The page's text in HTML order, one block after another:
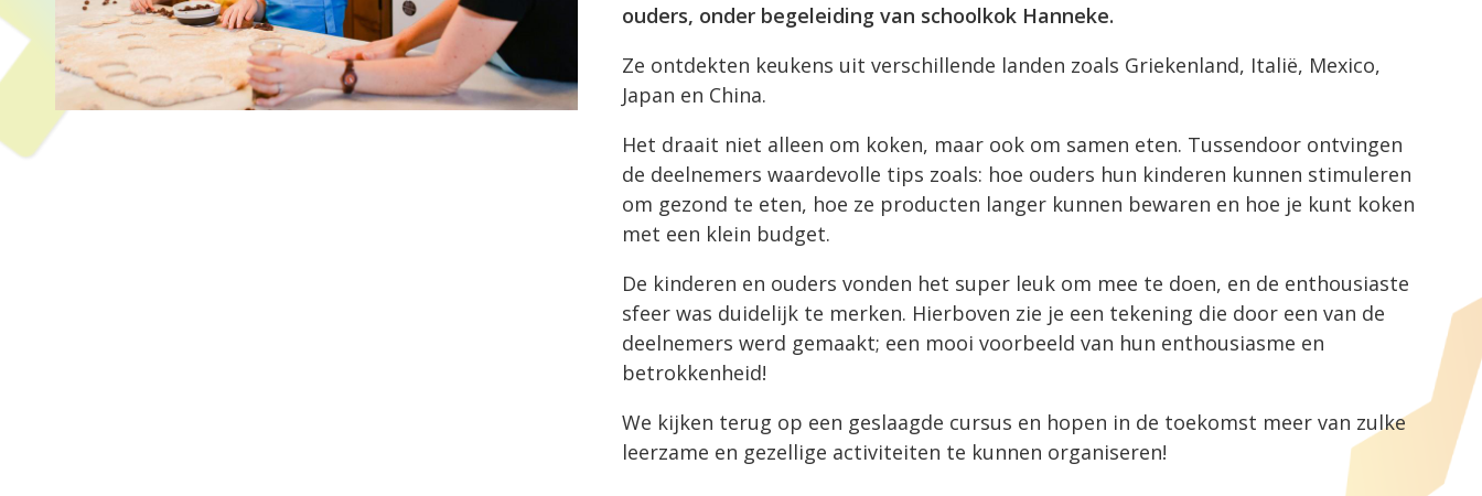
ouders, onder begeleiding van schoolkok Hanneke.
Ze ontdekten keukens uit verschillende landen zoals Griekenland, Italië, Mexico,
Japan en China.
Het draait niet alleen om koken, maar ook om samen eten. Tussendoor ontvingen
de deelnemers waardevolle tips zoals: hoe ouders hun kinderen kunnen stimuleren
om gezond te eten, hoe ze producten langer kunnen bewaren en hoe je kunt koken
met een klein budget.
De kinderen en ouders vonden het super leuk om mee te doen, en de enthousiaste
sfeer was duidelijk te merken. Hierboven zie je een tekening die door een van de
deelnemers werd gemaakt; een mooi voorbeeld van hun enthousiasme en
betrokkenheid!
We kijken terug op een geslaagde cursus en hopen in de toekomst meer van zulke
leerzame en gezellige activiteiten te kunnen organiseren!